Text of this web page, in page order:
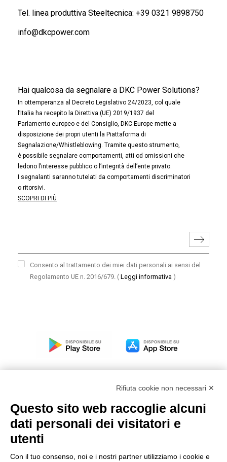
Tel. linea produttiva Steeltecnica: +39 0321 9898750
info@dkcpower.com
Hai qualcosa da segnalare a DKC Power Solutions?
In ottemperanza al Decreto Legislativo 24/2023, col quale
l’Italia ha recepito la Direttiva (UE) 2019/1937 del
Parlamento europeo e del Consiglio, DKC Europe mette a
disposizione dei propri utenti la Piattaforma di
Segnalazione/Whistleblowing. Tramite questo strumento,
è possibile segnalare comportamenti, atti od omissioni che
ledono l’interesse pubblico o l’integrità dell’ente privato.
I segnalanti saranno tutelati da comportamenti discriminatori
o ritorsivi.
SCOPRI DI PIÙ
Consento al trattamento dei miei dati personali ai sensi del
Regolamento UE n. 2016/679. ( Leggi informativa )
Modello organizzativo, gestione e controllo – D. lgs.
231/2001
Rifiuta cookie non necessari ✕
Questo sito web raccoglie alcuni
dati personali dei visitatori e
utenti
Con il tuo consenso, noi e i nostri partner utilizziamo i cookie e